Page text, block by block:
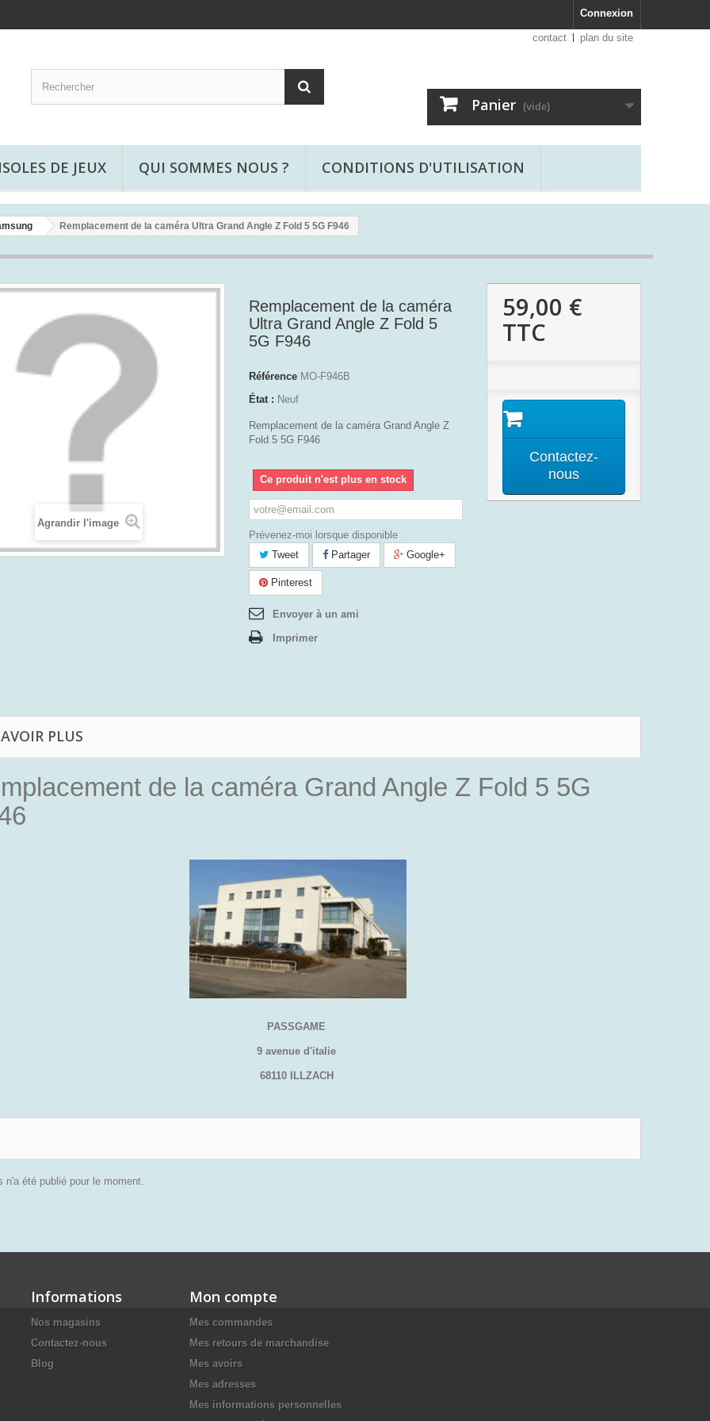
Connexion
contact plan du site
Panier (vide)
DE JEUX QUI SOMMES NOUS ? CONDITIONS D'UTILISATION
Remplacement de la caméra Ultra Grand Angle Z Fold 5 5G F946
Agrandir l'image
Remplacement de la caméra
Ultra Grand Angle Z Fold 5
5G F946
Référence MO-F946B
État : Neuf
Remplacement de la caméra Grand Angle Z
Fold 5 5G F946
Ce produit n'est plus en stock
Prévenez-moi lorsque disponible
Tweet
Partager Google+
Pinterest
Envoyer à un ami
Imprimer
59,00 €
TTC
Contactez-
nous
PLUS
de la caméra Grand Angle Z Fold 5 5G
PASSGAME
9 avenue d'italie
68110 ILLZACH
n'a été publié pour le moment.
Informations
Nos magasins
Contactez-nous
Blog
Mon compte
Mes commandes
Mes retours de marchandise
Mes avoirs
Mes adresses
Mes informations personnelles